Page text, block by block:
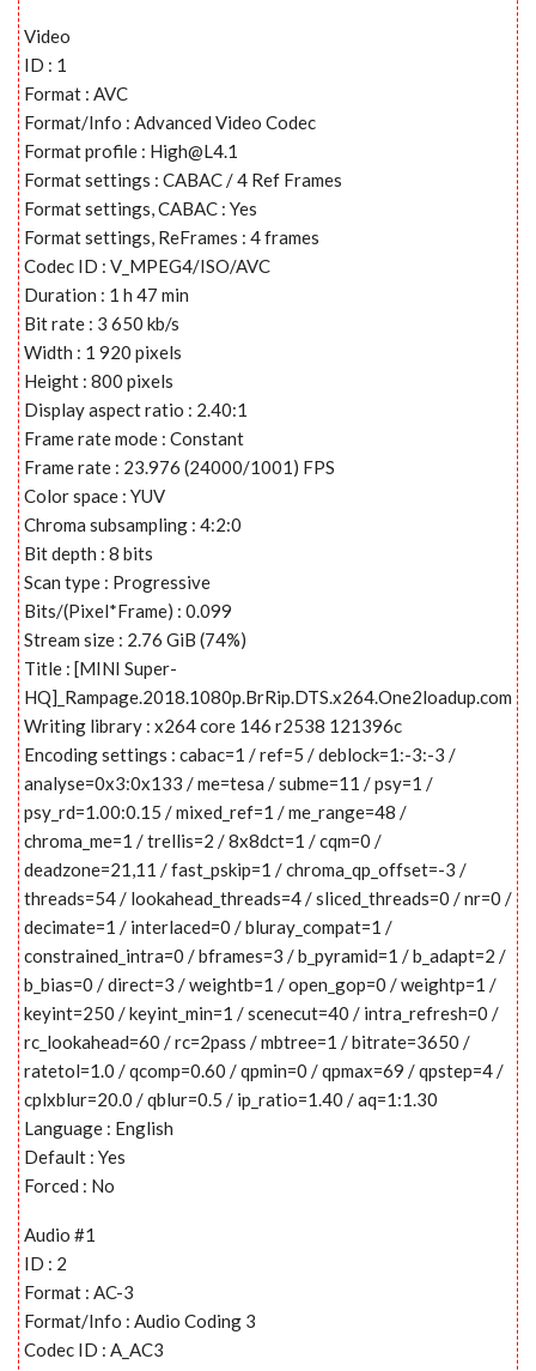
Video
ID : 1
Format : AVC
Format/Info : Advanced Video Codec
Format profile : High@L4.1
Format settings : CABAC / 4 Ref Frames
Format settings, CABAC : Yes
Format settings, ReFrames : 4 frames
Codec ID : V_MPEG4/ISO/AVC
Duration : 1 h 47 min
Bit rate : 3 650 kb/s
Width : 1 920 pixels
Height : 800 pixels
Display aspect ratio : 2.40:1
Frame rate mode : Constant
Frame rate : 23.976 (24000/1001) FPS
Color space : YUV
Chroma subsampling : 4:2:0
Bit depth : 8 bits
Scan type : Progressive
Bits/(Pixel*Frame) : 0.099
Stream size : 2.76 GiB (74%)
Title : [MINI Super-
HQ]_Rampage.2018.1080p.BrRip.DTS.x264.One2loadup.com
Writing library : x264 core 146 r2538 121396c
Encoding settings : cabac=1 / ref=5 / deblock=1:-3:-3 /
analyse=0x3:0x133 / me=tesa / subme=11 / psy=1 /
psy_rd=1.00:0.15 / mixed_ref=1 / me_range=48 /
chroma_me=1 / trellis=2 / 8x8dct=1 / cqm=0 /
deadzone=21,11 / fast_pskip=1 / chroma_qp_offset=-3 /
threads=54 / lookahead_threads=4 / sliced_threads=0 / nr=0 /
decimate=1 / interlaced=0 / bluray_compat=1 /
constrained_intra=0 / bframes=3 / b_pyramid=1 / b_adapt=2 /
b_bias=0 / direct=3 / weightb=1 / open_gop=0 / weightp=1 /
keyint=250 / keyint_min=1 / scenecut=40 / intra_refresh=0 /
rc_lookahead=60 / rc=2pass / mbtree=1 / bitrate=3650 /
ratetol=1.0 / qcomp=0.60 / qpmin=0 / qpmax=69 / qpstep=4 /
cplxblur=20.0 / qblur=0.5 / ip_ratio=1.40 / aq=1:1.30
Language : English
Default : Yes
Forced : No
Audio #1
ID : 2
Format : AC-3
Format/Info : Audio Coding 3
Codec ID : A_AC3